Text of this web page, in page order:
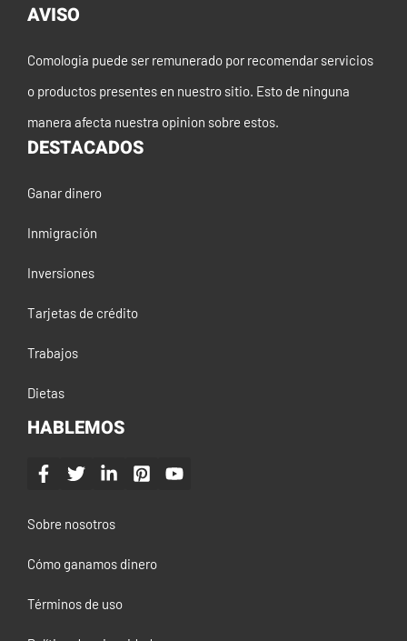
AVISO
Comologia puede ser remunerado por recomendar servicios
o productos presentes en nuestro sitio. Esto de ninguna
manera afecta nuestra opinion sobre estos.
DESTACADOS
Ganar dinero
Inmigración
Inversiones
Tarjetas de crédito
Trabajos
Dietas
HABLEMOS
Sobre nosotros
Cómo ganamos dinero
Términos de uso